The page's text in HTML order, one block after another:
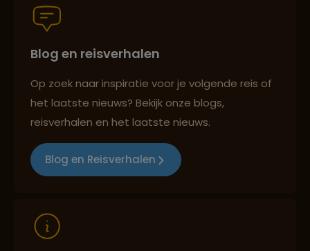
Best beoordeelde reisroutes
Reizen met oog voor mens, cultuur en milieu
Blog en reisverhalen
Op zoek naar inspiratie voor je volgende reis of
het laatste nieuws? Bekijk onze blogs,
reisverhalen en het laatste nieuws.
Blog en Reisverhalen